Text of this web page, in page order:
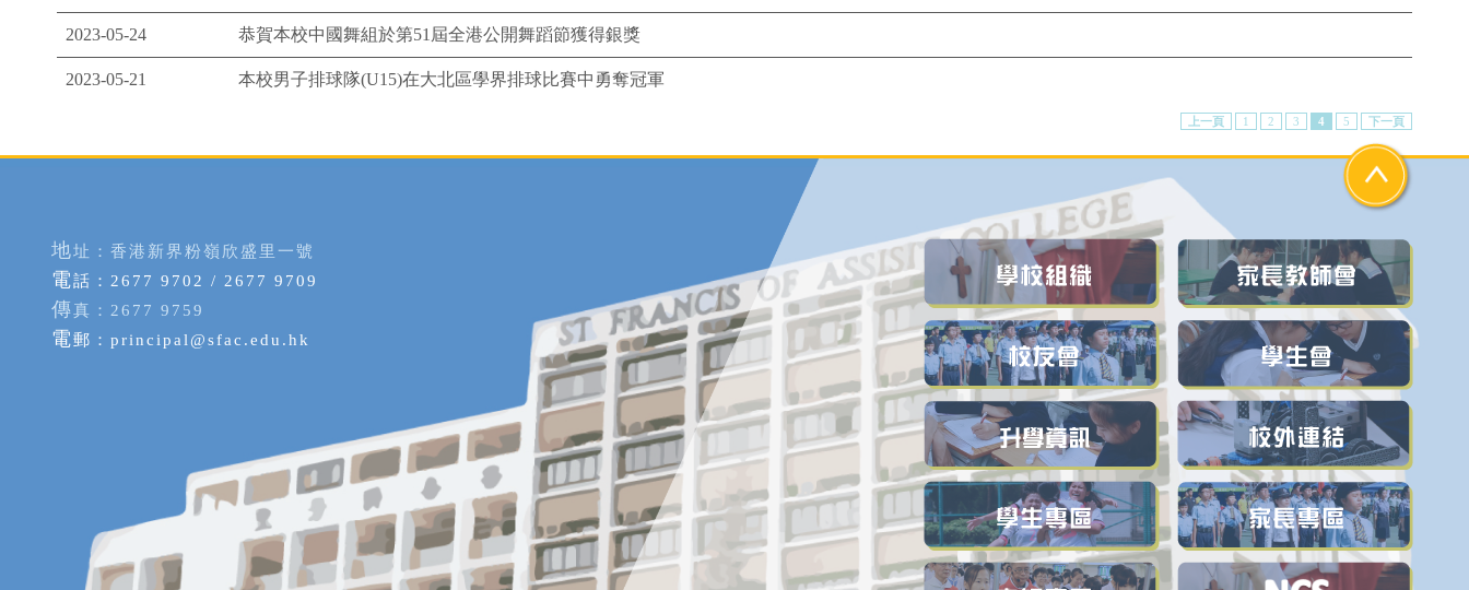
2023-05-24 恭賀本校中國舞組於第51屆全港公開舞蹈節獲得銀獎
2023-05-21 本校男子排球隊(U15)在大北區學界排球比賽中勇奪冠軍
上一頁 1 2 3 4 5 下一頁
地址：香港新界粉嶺欣盛里一號
電話：2677 9702 / 2677 9709
傳真：2677 9759
電郵： principal@sfac.edu.hk